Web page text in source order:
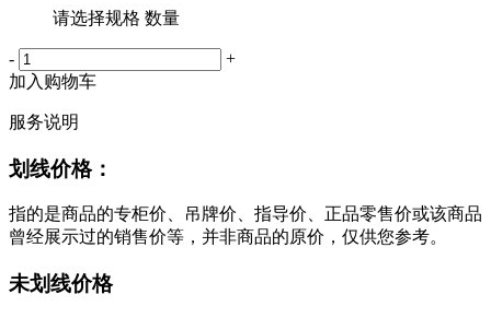
请选择规格 数量
-
+
加入购物车
服务说明
划线价格：
指的是商品的专柜价、吊牌价、指导价、正品零售价或该商品
曾经展示过的销售价等，并非商品的原价，仅供您参考。
未划线价格